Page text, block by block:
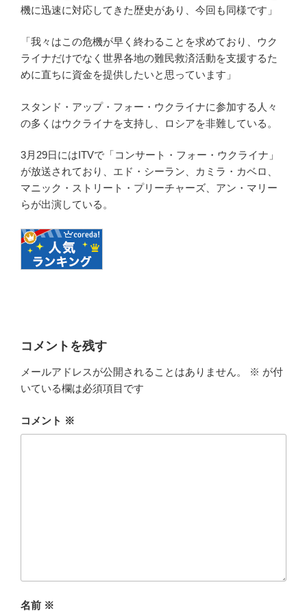
機に迅速に対応してきた歴史があり、今回も同様です」
「我々はこの危機が早く終わることを求めており、ウク
ライナだけでなく世界各地の難民救済活動を支援するた
めに直ちに資金を提供したいと思っています」
スタンド・アップ・フォー・ウクライナに参加する人々
の多くはウクライナを支持し、ロシアを非難している。
3月29日にはITVで「コンサート・フォー・ウクライナ」
が放送されており、エド・シーラン、カミラ・カベロ、
マニック・ストリート・プリーチャーズ、アン・マリー
らが出演している。
コメントを残す
メールアドレスが公開されることはありません。 ※ が付
いている欄は必須項目です
コメント ※
名前 ※